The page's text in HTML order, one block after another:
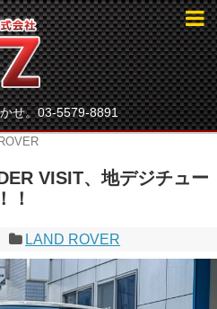
せ。03-5579-8891
VISIT、地デジチュー
！
LAND ROVER